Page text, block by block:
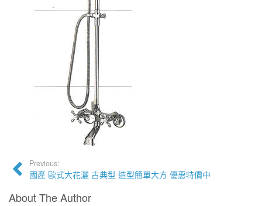
Previous:
國產 歐式大花灑 古典型 造型簡單大方 優惠特價中
About The Author